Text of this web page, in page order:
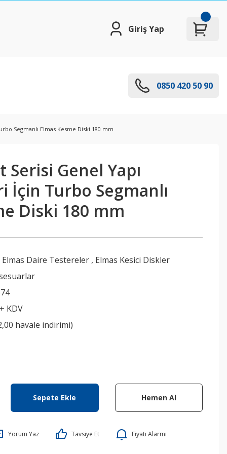
Giriş Yap
0850 420 50 90
Segmanlı Elmas Kesme Diski 180 mm
Serisi Genel Yapı
İçin Turbo Segmanlı
Diski 180 mm
Daire Testereler , Elmas Kesici Diskler
KDV
havale indirimi)
Sepete Ekle Hemen Al
Yorum Yaz Tavsiye Et Fiyatı Alarmı